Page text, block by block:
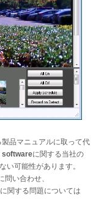
品マニュアルに取って代
softwareに関する当社の
い可能性があります。
い合わせ、
関する問題については